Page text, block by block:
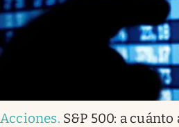
Acciones. S&P 500: a